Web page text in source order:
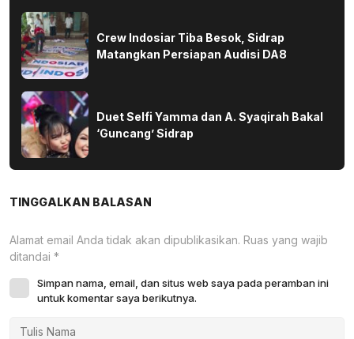
Crew Indosiar Tiba Besok, Sidrap
Matangkan Persiapan Audisi DA8
Duet Selfi Yamma dan A. Syaqirah Bakal
‘Guncang’ Sidrap
TINGGALKAN BALASAN
Alamat email Anda tidak akan dipublikasikan. Ruas yang wajib
ditandai *
Simpan nama, email, dan situs web saya pada peramban ini
untuk komentar saya berikutnya.